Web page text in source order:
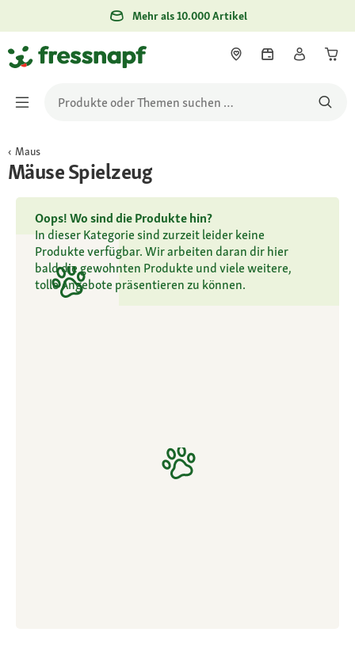
Mehr als 10.000 Artikel
Maus
Mäuse Spielzeug
Oops! Wo sind die Produkte hin?
In dieser Kategorie sind zurzeit leider keine
Produkte verfügbar. Wir arbeiten daran dir hier
bald die gewohnten Produkte und viele weitere,
tolle Angebote präsentieren zu können.